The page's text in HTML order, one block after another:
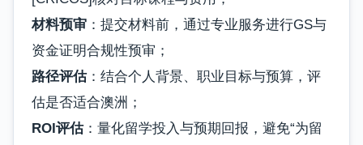
材料预审 ：提交材料前，通过专业服务进行GS与
资金证明合规性预审；
路径评估：结合个人背景、职业目标与预算，评
估是否适合澳洲；
ROI评估：量化留学投入与预期回报，避免“为留